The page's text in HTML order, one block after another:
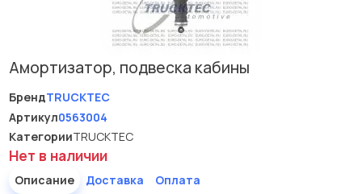
Амортизатор, подвеска кабины
БрендTRUCKTEC
Артикул0563004
КатегорииTRUCKTEC
Нет в наличии
Описание Доставка Оплата